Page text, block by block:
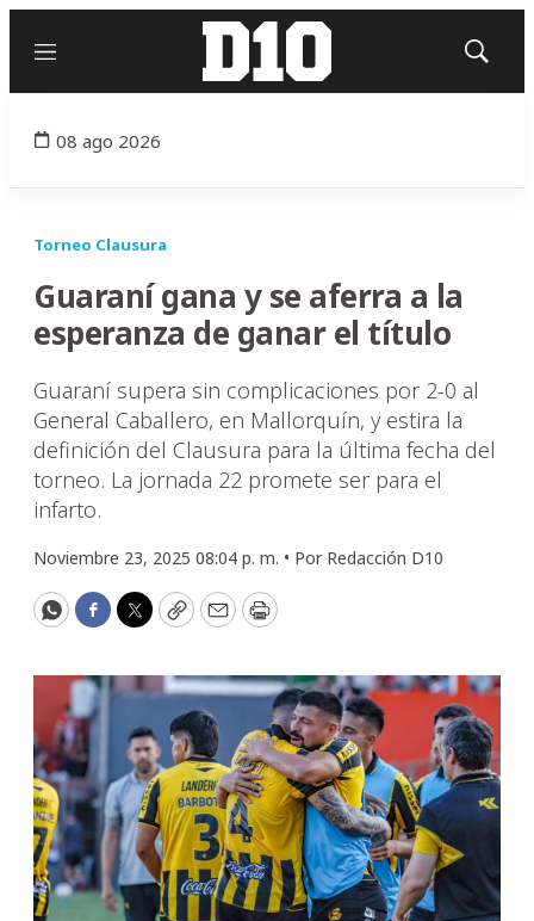
Menú
Mostrar
08 ago 2026
Torneo Clausura
Guaraní gana y se aferra a la
esperanza de ganar el título
Guaraní supera sin complicaciones por 2-0 al
General Caballero, en Mallorquín, y estira la
definición del Clausura para la última fecha del
torneo. La jornada 22 promete ser para el
infarto.
Noviembre 23, 2025 08:04 p. m. • Por Redacción D10
WhatsApp
Facebook
Twitter
CopyEmailPrint